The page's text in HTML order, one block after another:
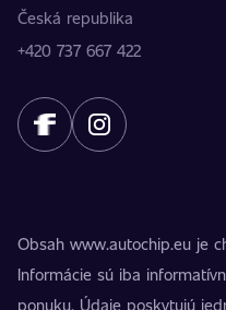
Česká republika
+420 737 667 422
Obsah www.autochip.eu je
Informácie sú iba
ponuku. Údaje poskytujú